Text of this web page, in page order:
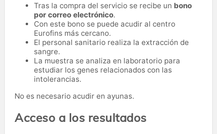
Tras la compra del servicio se recibe un bono
por correo electrónico.
Con este bono se puede acudir al centro
Eurofins más cercano.
El personal sanitario realiza la extracción de
sangre.
La muestra se analiza en laboratorio para
estudiar los genes relacionados con las
intolerancias.
No es necesario acudir en ayunas.
Acceso a los resultados